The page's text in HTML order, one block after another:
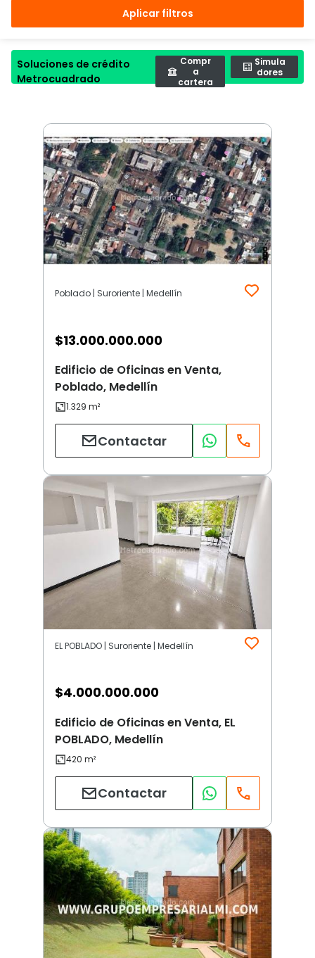
Aplicar filtros
Soluciones de crédito
Metrocuadrado
Compr
a
cartera
Simula
dores
Poblado | Suroriente | Medellín
$13.000.000.000
Edificio de Oficinas en Venta,
Poblado, Medellín
Contactar
EL POBLADO | Suroriente | Medellín
$4.000.000.000
Edificio de Oficinas en Venta, EL
POBLADO, Medellín
Contactar